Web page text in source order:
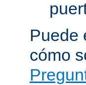
Puede
cómo